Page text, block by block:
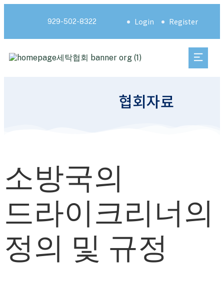
929-502-8322 Login Register
협회자료
소방국의
드라이크리너의
정의 및 규정